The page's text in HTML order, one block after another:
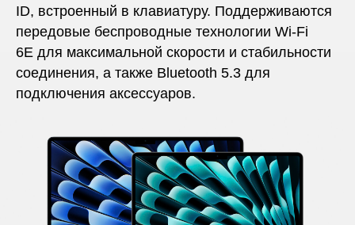
ID, встроенный в клавиатуру. Поддерживаются
передовые беспроводные технологии Wi-Fi
6E для максимальной скорости и стабильности
соединения, а также Bluetooth 5.3 для
подключения аксессуаров.